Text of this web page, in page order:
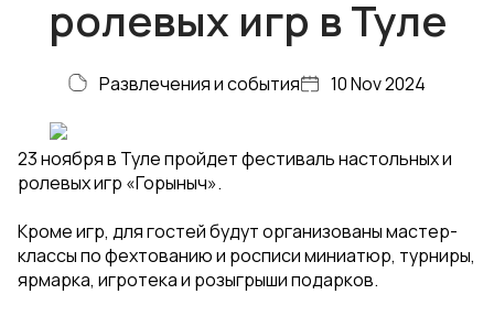
ролевых игр в Туле
Развлечения и события 10 Nov 2024
23 ноября в Туле пройдет фестиваль настольных и
ролевых игр «Горыныч».
Кроме игр, для гостей будут организованы мастер-
классы по фехтованию и росписи миниатюр, турниры,
ярмарка, игротека и розыгрыши подарков.